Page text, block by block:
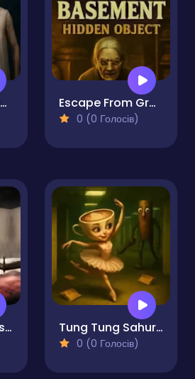
Granny Christmas Nightmare Escape From Grandma's Basement - Hidden Object
0 (0 Голосів)
Granny House Escape Tung Tung Sahur at Backrooms
0 (0 Голосів)